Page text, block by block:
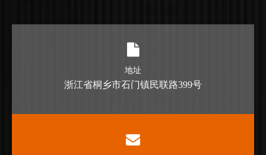
地址
浙江省桐乡市石门镇民联路399号